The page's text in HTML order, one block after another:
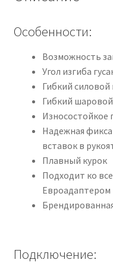
Особенности:
Возможность
Угол изгиба
Гибкий силовой
Гибкий
Износостойкое
Надежная
вставок в
Плавный курок
Подходит ко
Евроадаптером
Подключение: